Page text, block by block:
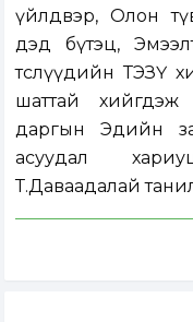
үйлдвэр, Олон
дэд бүтэц,
төслүүдийн ТЭЗҮ
шаттай хийгдэж
даргын Эдийн
асуудал
Т.Даваадалай